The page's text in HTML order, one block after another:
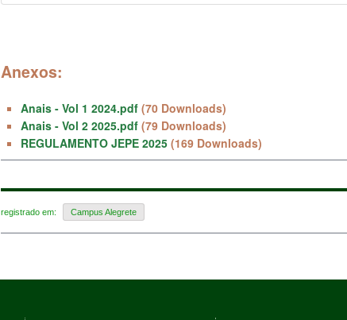
Anexos:
Anais - Vol 1 2024.pdf (70 Downloads)
Anais - Vol 2 2025.pdf (79 Downloads)
REGULAMENTO JEPE 2025 (169 Downloads)
registrado em: Campus Alegrete